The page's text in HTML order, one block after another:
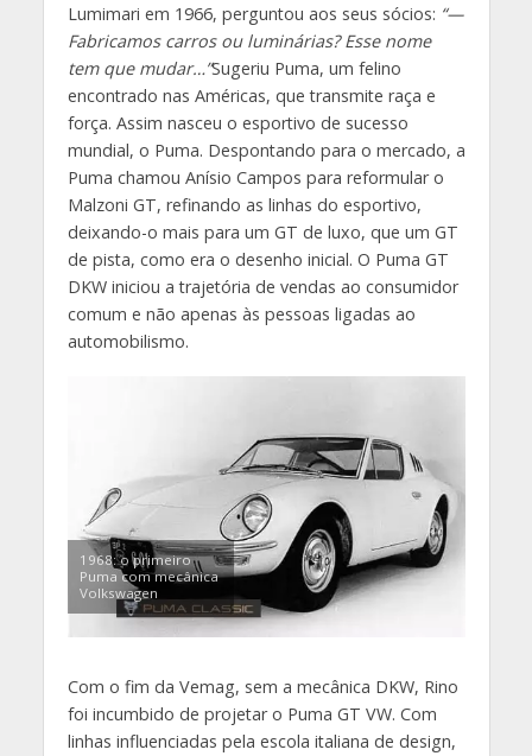
Lumimari em 1966, perguntou aos seus sócios: “—
Fabricamos carros ou luminárias? Esse nome
tem que mudar…”Sugeriu Puma, um felino
encontrado nas Américas, que transmite raça e
força. Assim nasceu o esportivo de sucesso
mundial, o Puma. Despontando para o mercado, a
Puma chamou Anísio Campos para reformular o
Malzoni GT, refinando as linhas do esportivo,
deixando-o mais para um GT de luxo, que um GT
de pista, como era o desenho inicial. O Puma GT
DKW iniciou a trajetória de vendas ao consumidor
comum e não apenas às pessoas ligadas ao
automobilismo.
1968: o primeiro
Puma com mecânica
Volkswagen
Com o fim da Vemag, sem a mecânica DKW, Rino
foi incumbido de projetar o Puma GT VW. Com
linhas influenciadas pela escola italiana de design,